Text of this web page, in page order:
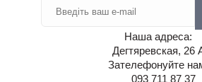
Наша адреса:
Дегтяревская, 26
Зателефонуйте
093 711 87 37